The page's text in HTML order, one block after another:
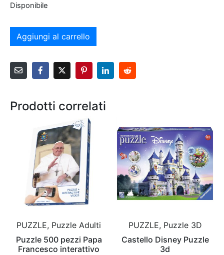
Disponibile
Aggiungi al carrello
Prodotti correlati
PUZZLE, Puzzle Adulti
Puzzle 500 pezzi Papa
Francesco interattivo
PUZZLE, Puzzle 3D
Castello Disney Puzzle
3d